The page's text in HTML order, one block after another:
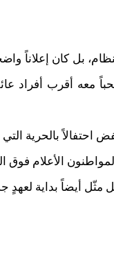
بل كان إعلاناً
معه أقرب أفراد
احتفالاً بالحرية
الأعلام فوق
مثّل أيضاً بداية